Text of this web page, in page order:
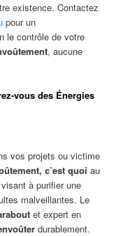
existence. Contactez
pour un
le contrôle de votre
, aucune
vous des Énergies
vos projets ou victime
c’est quoi au
à purifier une
malveillantes. Le
et expert en
durablement.